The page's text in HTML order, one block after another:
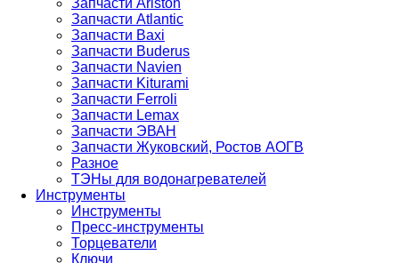
Запчасти Ariston
Запчасти Atlantic
Запчасти Baxi
Запчасти Buderus
Запчасти Navien
Запчасти Kiturami
Запчасти Ferroli
Запчасти Lemax
Запчасти ЭВАН
Запчасти Жуковский, Ростов АОГВ
Разное
ТЭНы для водонагревателей
Инструменты
Инструменты
Пресс-инструменты
Торцеватели
Ключи